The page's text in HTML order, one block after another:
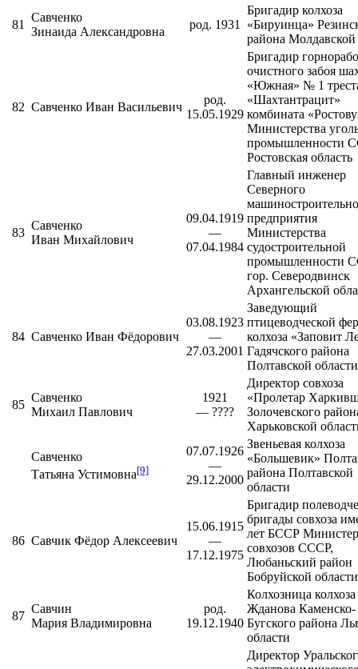
81
Савченко
Зинаида Александровна
род. 1931
Бригадир колхоза
«Бируинца»
района
82 Савченко Иван Васильевич
род.
15.05.1929
Бригадир
очистного забоя
«Южная» № 1
«Шахтантрацит»
комбината «
Министерства
промышленности
Ростовская область
83
Савченко
Иван Михайлович
09.04.1919
—
07.04.1984
Главный инженер
Северного
предприятия
Министерства
судостроительной
промышленности
гор. Северодвинск
Архангельской
84 Савченко Иван Фёдорович
03.08.1923
—
27.03.2001
Заведующий
птицеводческой
колхоза «Заповит
Гадячского района
Полтавской области
85
Савченко
Михаил Павлович
1921
— ????
Директор совхоза
«Пролетар
Золочевского
Харьковской
Савченко
Татьяна Устимовна[9]
07.07.1926
—
29.12.2000
Звеньевая колхоза
«Большевик»
района Полтавской
области
86 Савчик Фёдор Алексеевич
15.06.1915
—
17.12.1975
Бригадир
бригады совхоза
лет БССР
совхозов СССР,
Любаньский район
Бобруйской области
87
Савчин
Мария Владимировна
род.
19.12.1940
Колхозница
Жданова Каменско-
Бугского района
области
Директор